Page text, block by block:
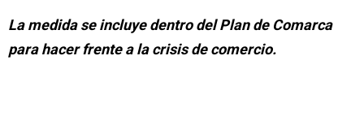
La medida se incluye dentro del Plan de Comarca
para hacer frente a la crisis de comercio.